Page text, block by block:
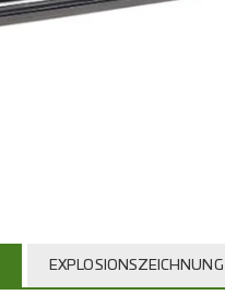
EXPLOSIONSZEICHNUNG